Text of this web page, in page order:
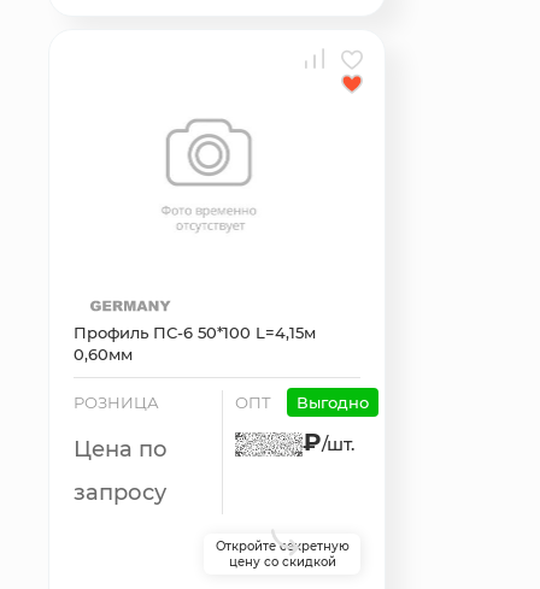
Профиль ПС-6 50*100 L=4,15м
0,60мм
РОЗНИЦА
Цена по
запросу
ОПТ Выгодно
₽/шт.
Откройте секретную
цену со скидкой